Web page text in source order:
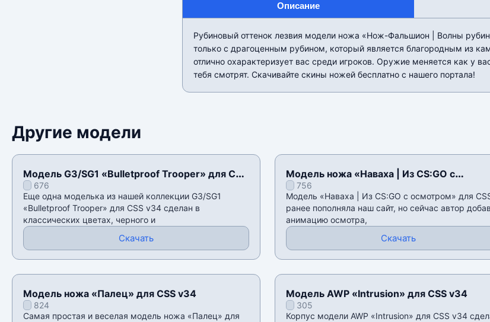
Описание
Рубиновый оттенок лезвия модели ножа «Нож-Фальшион | Волны
только с драгоценным рубином, который является благородным из
отлично охарактеризует вас среди игроков. Оружие меняется как у
тебя смотрят. Скачивайте скины ножей бесплатно с нашего портала!
Другие модели
Модель G3/SG1 «Bulletproof Trooper» для CSS
v34676
Еще одна моделька из нашей коллекции G3/SG1
«Bulletproof Trooper» для CSS v34 сделан в
классических цветах, черного и
Скачать
Модель ножа «Наваха | Из CS:GO с
осмотром» для CSS v34
756
Модель «Наваха | Из CS:GO с осмотром» для
ранее пополняла наш сайт, но сейчас автор
анимацию осмотра,
Скачать
Модель ножа «Палец» для CSS v34
824
Самая простая и веселая модель ножа «Палец» для
Модель AWP «Intrusion» для CSS v34
305
Корпус модели AWP «Intrusion» для CSS v34